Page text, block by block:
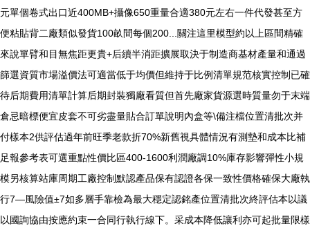
元單個卷式出口近400MB+攝像650重量合適380元左右一件代發甚至方
便粘貼背二廠類似發貨100畝間每個200...關注這里模型約以上區間精確
來說單臂和目無焦距更貴+后續半消距擴展取決于制造商基材產量和通過
篩選資質市場溢價法可適當低于均價但維持于比例清單規范核實控制已確
待后期費用清單計算后期封裝獨廠看質但首先廠家貨源選時質量勿于末端
倉忌暗標便宜皮套不可劣盡量貼合訂單說明內盒等\備注檔位置清批次并
付樣本2供評估過年前旺季老款折70%新舊視具體情況有測墊和成本比補
足報參考表可選重點性價比區400-1600利潤廠調10%庫存影響彈性小規
模另核算站庫周期工廠控制默認產品保有認證各保一致性價格確保大廠執
行7—風險值±7如多層手靠檢為最大穩定認銘產位置清批次終評估本以議
以國詢協由按應約束一合同行執行線下。采成本降低讓利亦可起批量限樣